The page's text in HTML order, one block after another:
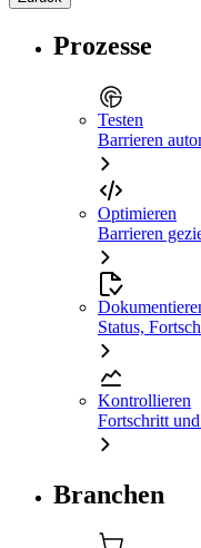
Prozesse
Testen
Barrieren
Optimieren
Barrieren
Status,
Kontrollieren
Fortschritt
Branchen